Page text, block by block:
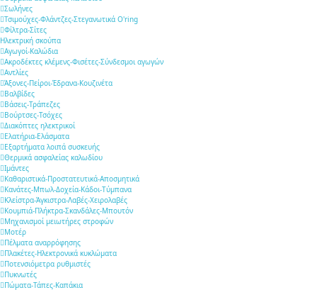
Σωλήνες
Τσιμούχες-Φλάντζες-Στεγανωτικά O'ring
Φίλτρα-Σίτες
Ηλεκτρική σκούπα
Αγωγοί-Καλώδια
Ακροδέκτες κλέμενς-Φισέτες-Σύνδεσμοι αγωγών
Αντλίες
Άξονες-Πείροι-Έδρανα-Κουζινέτα
Βαλβίδες
Βάσεις-Τράπεζες
Βούρτσες-Τσόχες
Διακόπτες ηλεκτρικοί
Ελατήρια-Ελάσματα
Εξαρτήματα λοιπά συσκευής
Θερμικά ασφαλείας καλωδίου
Ιμάντες
Καθαριστικά-Προστατευτικά-Αποσμητικά
Κανάτες-Μπωλ-Δοχεία-Κάδοι-Τύμπανα
Κλείστρα-Άγκιστρα-Λαβές-Χειρολαβές
Κουμπιά-Πλήκτρα-Σκανδάλες-Μπουτόν
Μηχανισμοί μειωτήρες στροφών
Μοτέρ
Πέλματα αναρρόφησης
Πλακέτες-Ηλεκτρονικά κυκλώματα
Ποτενσιόμετρα ρυθμιστές
Πυκνωτές
Πώματα-Τάπες-Καπάκια